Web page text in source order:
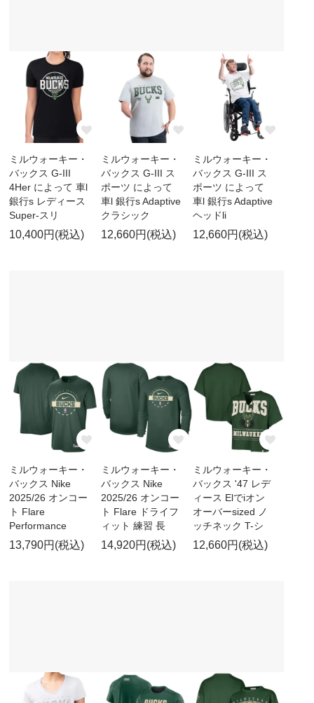
ミルウォーキー・
バックス G-III
4Her によって 車l
銀行s レディース
Super-スリ
10,400円(税込)
ミルウォーキー・
バックス G-III ス
ポーツ によって
車l 銀行s Adaptive
クラシック
12,660円(税込)
ミルウォーキー・
バックス G-III ス
ポーツ によって
車l 銀行s Adaptive
ヘッドli
12,660円(税込)
ミルウォーキー・
バックス Nike
2025/26 オンコー
ト Flare
Performance
13,790円(税込)
ミルウォーキー・
バックス Nike
2025/26 オンコー
ト Flare ドライフ
ィット 練習 長
14,920円(税込)
ミルウォーキー・
バックス '47 レデ
ィース Elでiオン
オーバーsized ノ
ッチネック T-シ
12,660円(税込)